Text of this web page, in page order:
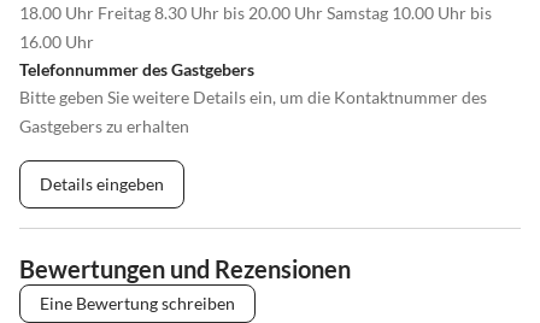
18.00 Uhr Freitag 8.30 Uhr bis 20.00 Uhr Samstag 10.00 Uhr bis
16.00 Uhr
Telefonnummer des Gastgebers
Bitte geben Sie weitere Details ein, um die Kontaktnummer des
Gastgebers zu erhalten
Details eingeben
Bewertungen und Rezensionen
Eine Bewertung schreiben